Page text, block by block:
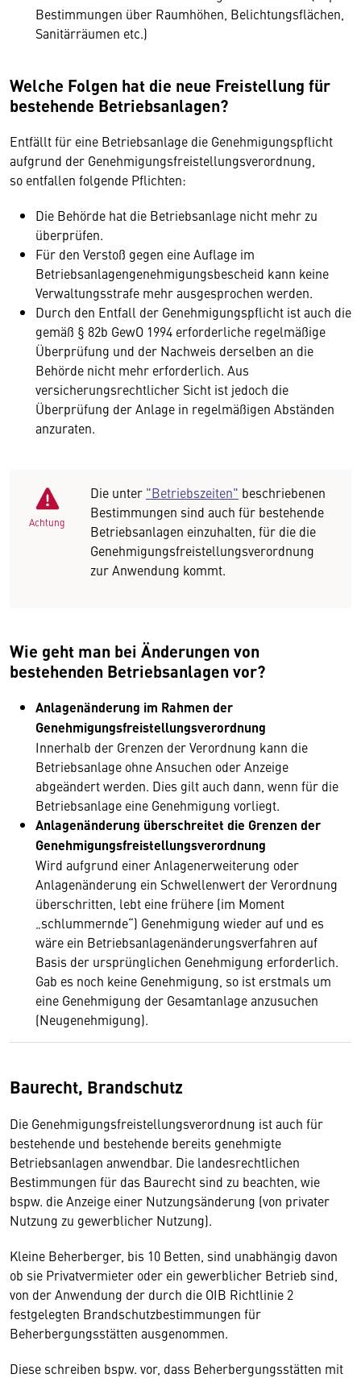
Bestimmungen über Raumhöhen, Belichtungsflächen,
Sanitärräumen etc.)
Welche Folgen hat die neue Freistellung für
bestehende Betriebsanlagen?
Entfällt für eine Betriebsanlage die Genehmigungspflicht
aufgrund der Genehmigungsfreistellungsverordnung,
so entfallen folgende Pflichten:
Die Behörde hat die Betriebsanlage nicht mehr zu
überprüfen.
Für den Verstoß gegen eine Auflage im
Betriebsanlagengenehmigungsbescheid kann keine
Verwaltungsstrafe mehr ausgesprochen werden.
Durch den Entfall der Genehmigungspflicht ist auch die
gemäß § 82b GewO 1994 erforderliche regelmäßige
Überprüfung und der Nachweis derselben an die
Behörde nicht mehr erforderlich. Aus
versicherungsrechtlicher Sicht ist jedoch die
Überprüfung der Anlage in regelmäßigen Abständen
anzuraten.
Achtung
Die unter "Betriebszeiten" beschriebenen
Bestimmungen sind auch für bestehende
Betriebsanlagen einzuhalten, für die die
Genehmigungsfreistellungsverordnung
zur Anwendung kommt.
Wie geht man bei Änderungen von
bestehenden Betriebsanlagen vor?
Anlagenänderung im Rahmen der
Genehmigungsfreistellungsverordnung
Innerhalb der Grenzen der Verordnung kann die
Betriebsanlage ohne Ansuchen oder Anzeige
abgeändert werden. Dies gilt auch dann, wenn für die
Betriebsanlage eine Genehmigung vorliegt.
Anlagenänderung überschreitet die Grenzen der
Genehmigungsfreistellungsverordnung
Wird aufgrund einer Anlagenerweiterung oder
Anlagenänderung ein Schwellenwert der Verordnung
überschritten, lebt eine frühere (im Moment
„schlummernde“) Genehmigung wieder auf und es
wäre ein Betriebsanlagenänderungsverfahren auf
Basis der ursprünglichen Genehmigung erforderlich.
Gab es noch keine Genehmigung, so ist erstmals um
eine Genehmigung der Gesamtanlage anzusuchen
(Neugenehmigung).
Baurecht, Brandschutz
Die Genehmigungsfreistellungsverordnung ist auch für
bestehende und bestehende bereits genehmigte
Betriebsanlagen anwendbar. Die landesrechtlichen
Bestimmungen für das Baurecht sind zu beachten, wie
bspw. die Anzeige einer Nutzungsänderung (von privater
Nutzung zu gewerblicher Nutzung).
Kleine Beherberger, bis 10 Betten, sind unabhängig davon
ob sie Privatvermieter oder ein gewerblicher Betrieb sind,
von der Anwendung der durch die OIB Richtlinie 2
festgelegten Brandschutzbestimmungen für
Beherbergungsstätten ausgenommen.
Diese schreiben bspw. vor, dass Beherbergungsstätten mit